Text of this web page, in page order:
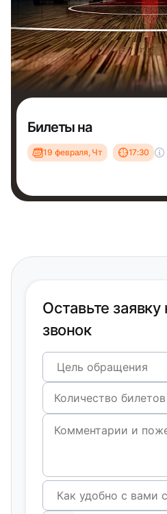
Билеты на
19 февраля, Чт 17:30
Оставьте
звонок
Цель обращения
Как удобно с вами